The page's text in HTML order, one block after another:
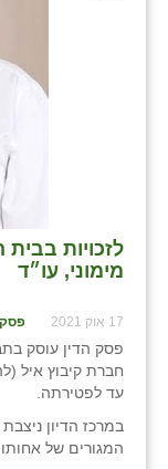
לזכויות
מימוני, עו״ד
17 אוק 2021
פסק הדין עוסק
חברת קיבוץ איל
עד לפטירתה.
במרכז הדיון
המגורים של אחותו